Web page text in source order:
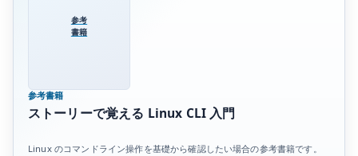
参考
書籍
参考書籍
ストーリーで覚える Linux CLI 入門
Linux のコマンドライン操作を基礎から確認したい場合の参考書籍です。